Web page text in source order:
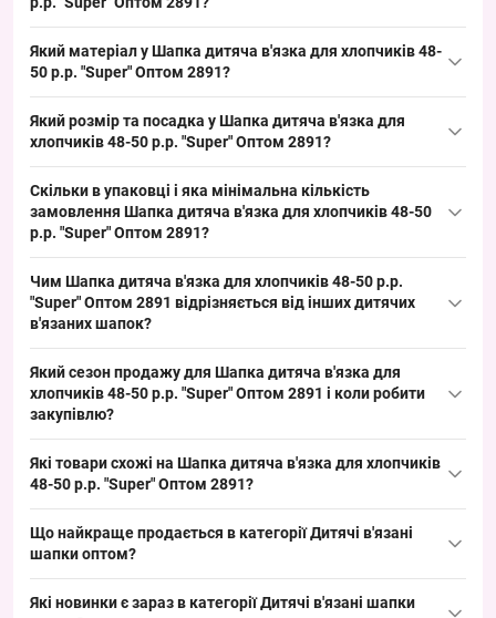
Оптом 2891 можна оптом з Одеси 7КМ; модель закриває
ходовому розміру для дитячого сегмента.
Який матеріал у Шапка дитяча в'язка для хлопчиків 48-
50 р.р. "Super" Оптом 2891?
в'язаних шапок — акрил або бавовняна суміш, гіпоалергенний
забезпечує стабільний попит у дитячому сегменті.
Який розмір та посадка у Шапка дитяча в'язка для
хлопчиків 48-50 р.р. "Super" Оптом 2891?
відповідної вікової групи; посадка стандартна для дитячих
шапок-конвертів, універсальна для викладки і зручна для
Скільки в упаковці і яка мінімальна кількість
замовлення Шапка дитяча в'язка для хлопчиків 48-50
р.р. "Super" Оптом 2891?
повторюватися або відрізнятися в один тон; мінімальне
замовлення — упаковка, що полегшує формування партій для
Чим Шапка дитяча в'язка для хлопчиків 48-50 р.р.
"Super" Оптом 2891 відрізняється від інших дитячих
в'язаних шапок?
орієнтована на весняно-осінній сезон і має просту фактуру
в'язки; альтернативи — шапки з флісовою підкладкою або тонкі
закрити базовий попит на сезон.
Який сезон продажу для Шапка дитяча в'язка для
хлопчиків 48-50 р.р. "Super" Оптом 2891 і коли робити
закупівлю?
рекомендується робити закупівлю за 4–6 тижнів до пікового
обігу упаковок у торговій точці.
Які товари схожі на Шапка дитяча в'язка для хлопчиків
48-50 р.р. "Super" Оптом 2891?
Шапка дитяча Оптом для хлопчиків 48-50 рр. "Собачка" 3144
— 96.80 ₴
Шапка дитяча Оптом для хлопчиків 44-46 рр. "HeyBro!" 3008 —
Що найкраще продається в категоріїДитячі в'язані
шапки оптом?
Які новинки є зараз в категоріїДитячі в'язані шапки